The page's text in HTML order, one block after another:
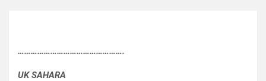
………………………………………….
UK SAHARA